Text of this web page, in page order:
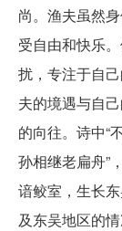
尚。渔夫虽然
受自由和快乐
扰，专注于自
夫的境遇与自
的向往。诗中“
孙相继老扁舟”
谙鲛室，生长
及东吴地区的